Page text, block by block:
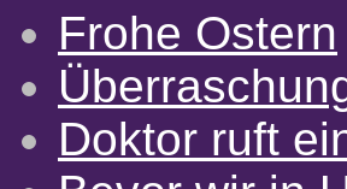
Frohe Ostern
Doktor ruft